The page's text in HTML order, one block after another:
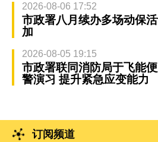
2026-08-06 17:52
市政署八月续办多场动保
加
2026-08-05 19:15
市政署联同消防局于飞能
警演习 提升紧急应变能力
订阅频道